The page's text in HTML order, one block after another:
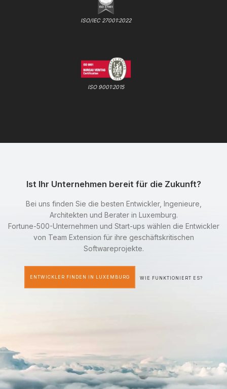
ISO/IEC 27001:2022
ISO 9001:2015
Ist Ihr Unternehmen bereit für die Zukunft?
Bei uns finden Sie die besten Entwickler, Ingenieure,
Architekten und Berater in Luxemburg.
Fortune-500-Unternehmen und Start-ups wählen die Entwickler
von Team Extension für ihre geschäftskritischen
Softwareprojekte.
ENTWICKLER FINDEN IN LUXEMBURG WIE FUNKTIONIERT ES?